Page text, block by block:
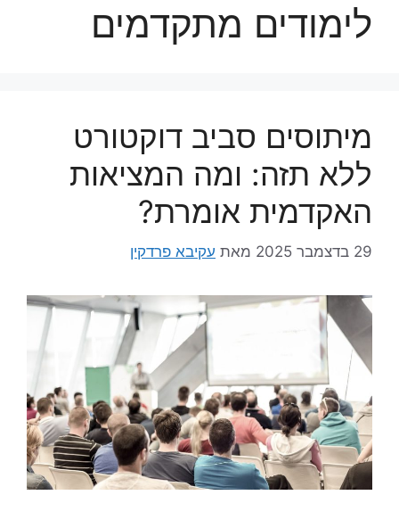
לימודים מתקדמים
מיתוסים סביב דוקטורט
ללא תזה: ומה המציאות
האקדמית אומרת?
29 בדצמבר 2025 מאת עקיבא פרדקין